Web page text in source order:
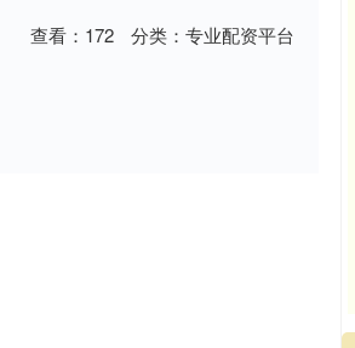
查看： 172 分类： 专业配资平台